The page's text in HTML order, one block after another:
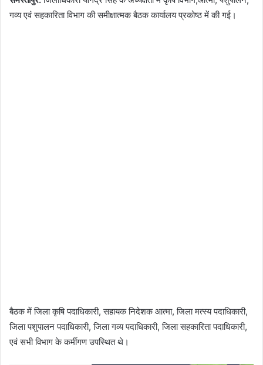
गव्य एवं सहकारिता विभाग की समीक्षात्मक बैठक कार्यालय प्रकोष्ठ में की गई।
बैठक में जिला कृषि पदाधिकारी, सहायक निदेशक आत्मा, जिला मत्स्य पदाधिकारी,
जिला पशुपालन पदाधिकारी, जिला गव्य पदाधिकारी, जिला सहकारिता पदाधिकारी,
एवं सभी विभाग के कर्मीगण उपस्थित थे।